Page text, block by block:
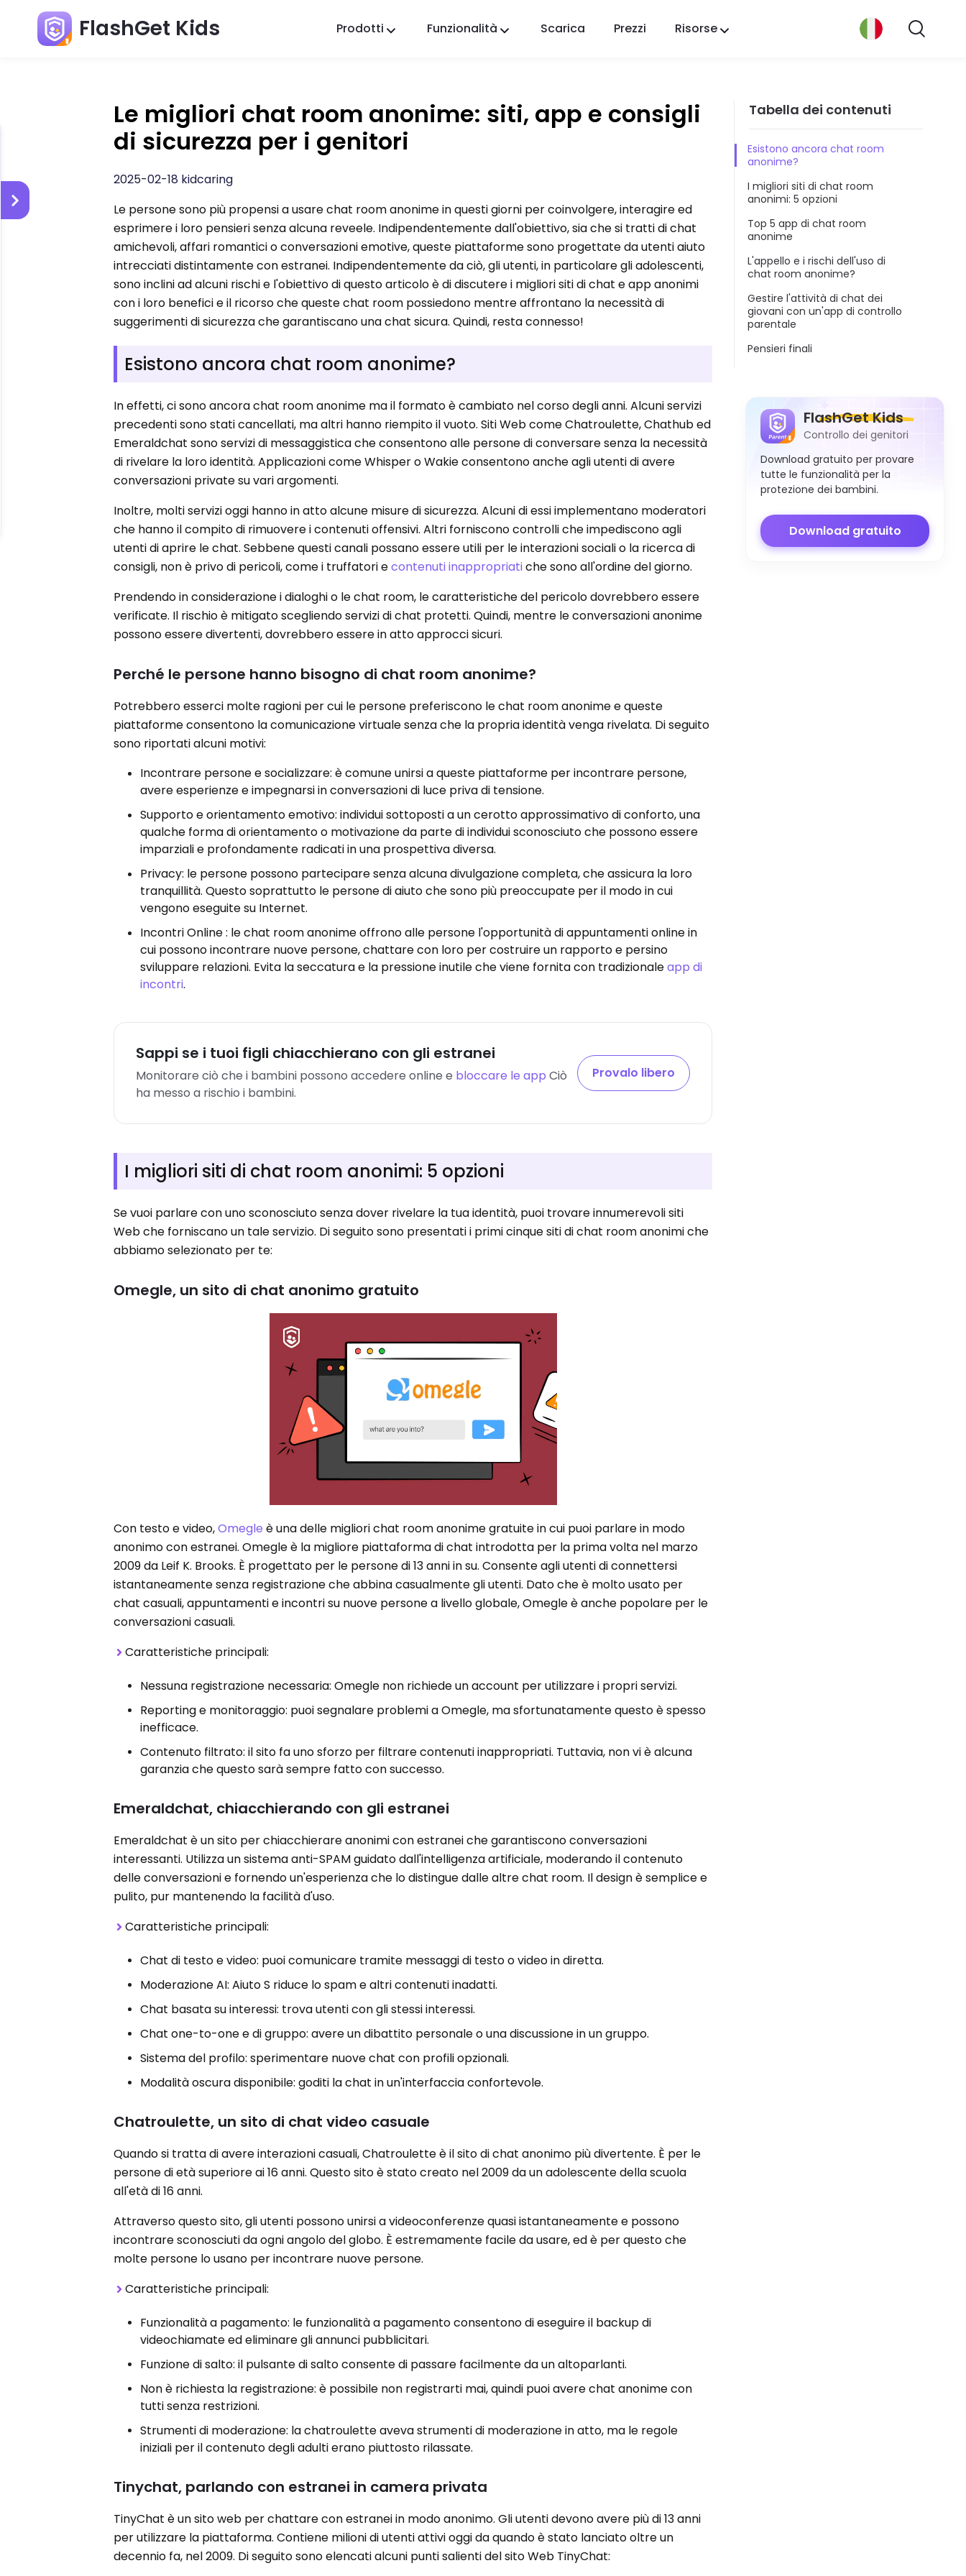
FlashGet Kids Prodotti
FlashGet Finder
La sicurezza antifurto del tuo telefono, la nostra
responsabilità.
Funzionalità Scarica Prezzi Risorse
Le migliori chat room anonime: siti, app e consigli
di sicurezza per i genitori
2025-02-18 kidcaring
Le persone sono più propensi a usare chat room anonime in questi giorni per coinvolgere, interagire ed
esprimere i loro pensieri senza alcuna reveele. Indipendentemente dall'obiettivo, sia che si tratti di chat
amichevoli, affari romantici o conversazioni emotive, queste piattaforme sono progettate da utenti aiuto
intrecciati distintamente con estranei. Indipendentemente da ciò, gli utenti, in particolare gli adolescenti,
sono inclini ad alcuni rischi e l'obiettivo di questo articolo è di discutere i migliori siti di chat e app anonimi
con i loro benefici e il ricorso che queste chat room possiedono mentre affrontano la necessità di
suggerimenti di sicurezza che garantiscano una chat sicura. Quindi, resta connesso!
Esistono ancora chat room anonime?
In effetti, ci sono ancora chat room anonime ma il formato è cambiato nel corso degli anni. Alcuni servizi
precedenti sono stati cancellati, ma altri hanno riempito il vuoto. Siti Web come Chatroulette, Chathub ed
Emeraldchat sono servizi di messaggistica che consentono alle persone di conversare senza la necessità
di rivelare la loro identità. Applicazioni come Whisper o Wakie consentono anche agli utenti di avere
conversazioni private su vari argomenti.
Inoltre, molti servizi oggi hanno in atto alcune misure di sicurezza. Alcuni di essi implementano moderatori
che hanno il compito di rimuovere i contenuti offensivi. Altri forniscono controlli che impediscono agli
utenti di aprire le chat. Sebbene questi canali possano essere utili per le interazioni sociali o la ricerca di
consigli, non è privo di pericoli, come i truffatori econtenuti inappropriatiche sono all'ordine del giorno.
Prendendo in considerazione i dialoghi o le chat room, le caratteristiche del pericolo dovrebbero essere
verificate. Il rischio è mitigato scegliendo servizi di chat protetti. Quindi, mentre le conversazioni anonime
possono essere divertenti, dovrebbero essere in atto approcci sicuri.
Perché le persone hanno bisogno di chat room anonime?
Potrebbero esserci molte ragioni per cui le persone preferiscono le chat room anonime e queste
piattaforme consentono la comunicazione virtuale senza che la propria identità venga rivelata. Di seguito
sono riportati alcuni motivi:
Incontrare persone e socializzare: è comune unirsi a queste piattaforme per incontrare persone,
avere esperienze e impegnarsi in conversazioni di luce priva di tensione.
Supporto e orientamento emotivo: individui sottoposti a un cerotto approssimativo di conforto, una
qualche forma di orientamento o motivazione da parte di individui sconosciuto che possono essere
imparziali e profondamente radicati in una prospettiva diversa.
Privacy: le persone possono partecipare senza alcuna divulgazione completa, che assicura la loro
tranquillità. Questo soprattutto le persone di aiuto che sono più preoccupate per il modo in cui
vengono eseguite su Internet.
Incontri Online : le chat room anonime offrono alle persone l'opportunità di appuntamenti online in
cui possono incontrare nuove persone, chattare con loro per costruire un rapporto e persino
sviluppare relazioni. Evita la seccatura e la pressione inutile che viene fornita con tradizionaleapp di
incontri.
Sappi se i tuoi figli chiacchierano con gli estranei
Monitorare ciò che i bambini possono accedere online e bloccare le app Ciò
ha messo a rischio i bambini.
Provalo libero
I migliori siti di chat room anonimi: 5 opzioni
Se vuoi parlare con uno sconosciuto senza dover rivelare la tua identità, puoi trovare innumerevoli siti
Web che forniscano un tale servizio. Di seguito sono presentati i primi cinque siti di chat room anonimi che
abbiamo selezionato per te:
Omegle, un sito di chat anonimo gratuito
Con testo e video,Omegle è una delle migliori chat room anonime gratuite in cui puoi parlare in modo
anonimo con estranei. Omegle è la migliore piattaforma di chat introdotta per la prima volta nel marzo
2009 da Leif K. Brooks. È progettato per le persone di 13 anni in su. Consente agli utenti di connettersi
istantaneamente senza registrazione che abbina casualmente gli utenti. Dato che è molto usato per
chat casuali, appuntamenti e incontri su nuove persone a livello globale, Omegle è anche popolare per le
conversazioni casuali.
Caratteristiche principali:
Nessuna registrazione necessaria: Omegle non richiede un account per utilizzare i propri servizi.
Reporting e monitoraggio: puoi segnalare problemi a Omegle, ma sfortunatamente questo è spesso
inefficace.
Contenuto filtrato: il sito fa uno sforzo per filtrare contenuti inappropriati. Tuttavia, non vi è alcuna
garanzia che questo sarà sempre fatto con successo.
Emeraldchat, chiacchierando con gli estranei
Emeraldchat è un sito per chiacchierare anonimi con estranei che garantiscono conversazioni
interessanti. Utilizza un sistema anti-SPAM guidato dall'intelligenza artificiale, moderando il contenuto
delle conversazioni e fornendo un'esperienza che lo distingue dalle altre chat room. Il design è semplice e
pulito, pur mantenendo la facilità d'uso.
Caratteristiche principali:
Chat di testo e video: puoi comunicare tramite messaggi di testo o video in diretta.
Moderazione AI: Aiuto S riduce lo spam e altri contenuti inadatti.
Chat basata su interessi: trova utenti con gli stessi interessi.
Chat one-to-one e di gruppo: avere un dibattito personale o una discussione in un gruppo.
Sistema del profilo: sperimentare nuove chat con profili opzionali.
Modalità oscura disponibile: goditi la chat in un'interfaccia confortevole.
Chatroulette, un sito di chat video casuale
Quando si tratta di avere interazioni casuali, Chatroulette è il sito di chat anonimo più divertente. È per le
persone di età superiore ai 16 anni. Questo sito è stato creato nel 2009 da un adolescente della scuola
all'età di 16 anni.
Attraverso questo sito, gli utenti possono unirsi a videoconferenze quasi istantaneamente e possono
incontrare sconosciuti da ogni angolo del globo. È estremamente facile da usare, ed è per questo che
molte persone lo usano per incontrare nuove persone.
Caratteristiche principali:
Funzionalità a pagamento: le funzionalità a pagamento consentono di eseguire il backup di
videochiamate ed eliminare gli annunci pubblicitari.
Funzione di salto: il pulsante di salto consente di passare facilmente da un altoparlanti.
Non è richiesta la registrazione: è possibile non registrarti mai, quindi puoi avere chat anonime con
tutti senza restrizioni.
Strumenti di moderazione: la chatroulette aveva strumenti di moderazione in atto, ma le regole
iniziali per il contenuto degli adulti erano piuttosto rilassate.
Tinychat, parlando con estranei in camera privata
TinyChat è un sito web per chattare con estranei in modo anonimo. Gli utenti devono avere più di 13 anni
per utilizzare la piattaforma. Contiene milioni di utenti attivi oggi da quando è stato lanciato oltre un
decennio fa, nel 2009. Di seguito sono elencati alcuni punti salienti del sito Web TinyChat:
Tabella dei contenuti
Esistono ancora chat room
anonime?
I migliori siti di chat room
anonimi: 5 opzioni
Top 5 app di chat room
anonime
L'appello e i rischi dell'uso di
chat room anonime?
Gestire l'attività di chat dei
giovani con un'app di controllo
parentale
Pensieri finali
FlashGet Kids
Controllo dei genitori
Download gratuito per provare
tutte le funzionalità per la
protezione dei bambini.
Download gratuito